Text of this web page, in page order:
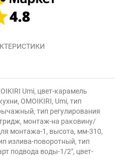
Umi, цвет-карамель
OMOIKIRI, Umi, тип
тип регулирования
монтаж-на раковину/
монтажа-1, высота, мм-310,
излива-поворотный, тип
подвода воды-1/2", цвет-